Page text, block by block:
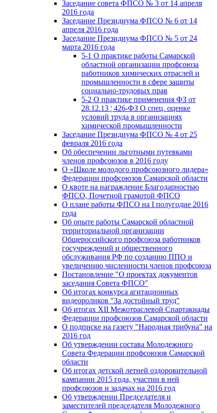
Заседание совета ФПСО № 3 от 14 апреля
2016 года
Заседание Президиума ФПСО № 6 от 14
апреля 2016 года
Заседание Президиума ФПСО № 5 от 24
марта 2016 года
5-1 О практике работы Самарской
областной организации профсоюза
работников химических отраслей и
промышленности в сфере защиты
социально-трудовых прав
5-2 О практике применения ФЗ от
28.12.13 ¦ 426-ФЗ О спец. оценке
условий труда в организациях
химической промышленности
Заседание Президиума ФПСО № 4 от 25
февраля 2016 года
Об обеспечении льготными путевками
членов профсоюзов в 2016 году
О «Школе молодого профсоюзного лидера»
Федерации профсоюзов Самарской области
О квоте на награждение Благодарностью
ФПСО, Почетной грамотой ФПСО
О плане работы ФПСО на I полугодие 2016
года
Об опыте работы Самарской областной
территориальной организации
Общероссийского профсоюза работников
госучреждений и общественного
обслуживания РФ по созданию ППО и
увеличению численности членов профсоюза
Постановление "О проектах документов
заседания Совета ФПСО"
Об итогах конкурса агитационных
видеороликов "За достойный труд"
Об итогах XII Межотраслевой Спартакиады
Федерации профсоюзов Самарской области
О подписке на газету "Народная трибуна" на
2016 год
Об утверждении состава Молодежного
Совета Федерации профсоюзов Самарской
области
Об итогах детской летней оздоровительной
кампании 2015 года, участии в ней
профсоюзов и задачах на 2016 год
Об утверждении Председателя и
заместителей председателя Молодежного